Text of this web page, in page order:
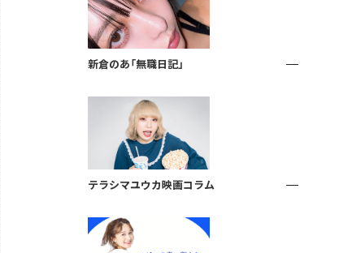
新倉のあ「無職日記」
テラシマユウカ映画コラム